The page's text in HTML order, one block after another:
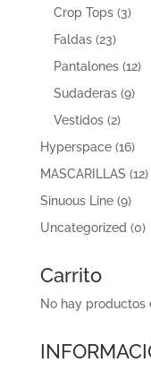
Crop Tops (3)
Faldas (23)
Pantalones (12)
Sudaderas (9)
Vestidos (2)
Hyperspace (16)
MASCARILLAS (12)
Sinuous Line (9)
Uncategorized (0)
Carrito
No hay productos